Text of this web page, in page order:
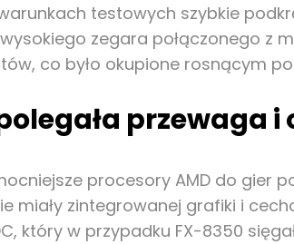
testowych szybkie
zegara połączonego z
co było okupione rosnącym
przewaga i
procesory AMD do gier
miały zintegrowanej grafiki i
który w przypadku FX-8350